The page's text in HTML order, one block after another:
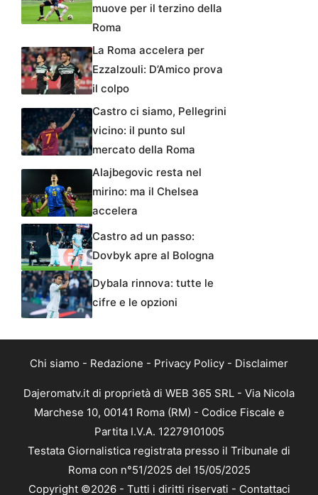
muove per il terzino della
Roma
La Roma accelera per
Ezzalzouli: D’Amico prova
il colpo
Castro ci siamo, Pellegrini
vicino: il punto sul
mercato della Roma
Alajbegovic resta nel
mirino: ma il Chelsea
accelera
Castro ad un passo:
Dovbyk apre al Bologna
Dybala rinnova: tutte le
cifre e le opzioni
Chi siamo - Redazione - Privacy Policy - Disclaimer
Dajeromatv.it di proprietà di WEB 365 SRL - Via Nicola
Marchese 10, 00141 Roma (RM) - Codice Fiscale e
Partita I.V.A. 12279101005
Testata Giornalistica registrata presso il Tribunale di
Roma con n°51/2025 del 15/05/2025
Copyright ©2026 - Tutti i diritti riservati - Contattaci